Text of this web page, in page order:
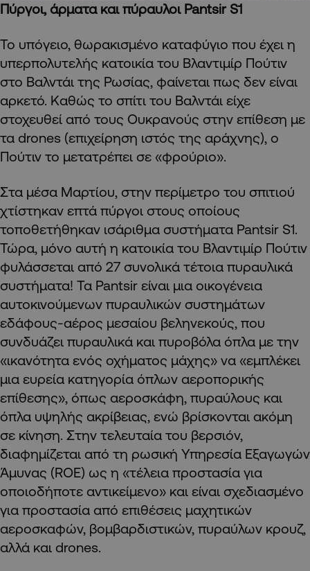
Πύργοι, άρματα και πύραυλοι Pantsir S1
Το υπόγειο, θωρακισμένο καταφύγιο που έχει η
υπερπολυτελής κατοικία του Βλαντιμίρ Πούτιν
στο Βαλντάι της Ρωσίας, φαίνεται πως δεν είναι
αρκετό. Καθώς το σπίτι του Βαλντάι είχε
στοχευθεί από τους Ουκρανούς στην επίθεση με
τα drones (επιχείρηση ιστός της αράχνης), ο
Πούτιν το μετατρέπει σε «φρούριο».
Στα μέσα Μαρτίου, στην περίμετρο του σπιτιού
χτίστηκαν επτά πύργοι στους οποίους
τοποθετήθηκαν ισάριθμα συστήματα Pantsir S1.
Τώρα, μόνο αυτή η κατοικία του Βλαντιμίρ Πούτιν
φυλάσσεται από 27 συνολικά τέτοια πυραυλικά
συστήματα! Τα Pantsir είναι μια οικογένεια
αυτοκινούμενων πυραυλικών συστημάτων
εδάφους-αέρος μεσαίου βεληνεκούς, που
συνδυάζει πυραυλικά και πυροβόλα όπλα με την
«ικανότητα ενός οχήματος μάχης» να «εμπλέκει
μια ευρεία κατηγορία όπλων αεροπορικής
επίθεσης», όπως αεροσκάφη, πυραύλους και
όπλα υψηλής ακρίβειας, ενώ βρίσκονται ακόμη
σε κίνηση. Στην τελευταία του βερσιόν,
διαφημίζεται από τη ρωσική Υπηρεσία Εξαγωγών
Άμυνας (ROE) ως η «τέλεια προστασία για
οποιοδήποτε αντικείμενο» και είναι σχεδιασμένο
για προστασία από επιθέσεις μαχητικών
αεροσκαφών, βομβαρδιστικών, πυραύλων κρουζ,
αλλά και drones.